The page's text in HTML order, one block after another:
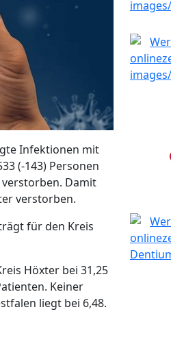
Infektionen mit
(-143) Personen
Damit
verstorben.
für den Kreis
Höxter bei 31,25
Keiner
liegt bei 6,48.